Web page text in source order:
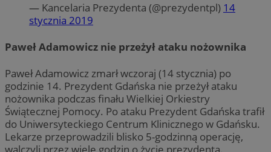
— Kancelaria Prezydenta (@prezydentpl) 14
stycznia 2019
Paweł Adamowicz nie przeżył ataku nożownika
Paweł Adamowicz zmarł wczoraj (14 stycznia) po
godzinie 14. Prezydent Gdańska nie przeżył ataku
nożownika podczas finału Wielkiej Orkiestry
Świątecznej Pomocy. Po ataku Prezydent Gdańska trafił
do Uniwersyteckiego Centrum Klinicznego w Gdańsku.
Lekarze przeprowadzili blisko 5-godzinną operację,